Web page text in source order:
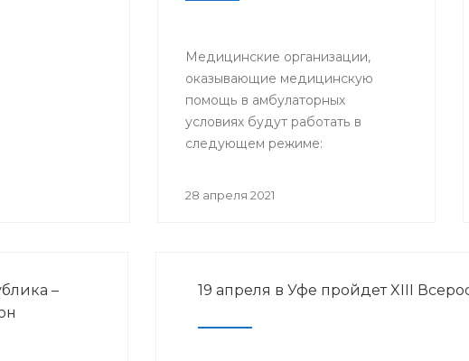
Медицинские организации,
оказывающие медицинскую
помощь в амбулаторных
условиях будут работать в
следующем режиме:
28 апреля 2021
–
19 апреля в Уфе пройдет XIII